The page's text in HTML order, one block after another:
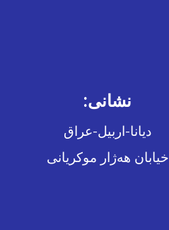
نشانی:
دیانا-اربیل-عراق
خیابان هەژار موکریانی